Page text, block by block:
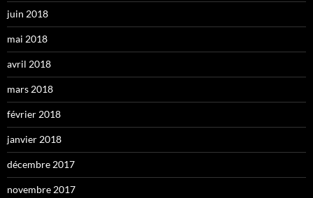
juin 2018
mai 2018
avril 2018
mars 2018
février 2018
janvier 2018
décembre 2017
novembre 2017